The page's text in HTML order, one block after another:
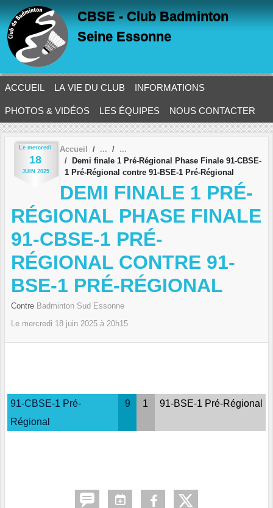
CBSE - Club Badminton
Seine Essonne
ACCUEIL LA VIE DU CLUB INFORMATIONS
PHOTOS & VIDÉOS LES ÉQUIPES NOUS CONTACTER
Le mercredi
18
JUIN 2025
Accueil
Demi finale 1 Pré-Régional Phase Finale 91-CBSE-
1 Pré-Régional contre 91-BSE-1 Pré-Régional
DEMI FINALE 1 PRÉ-
RÉGIONAL PHASE FINALE
91-CBSE-1 PRÉ-
RÉGIONAL CONTRE 91-
BSE-1 PRÉ-RÉGIONAL
Contre Badminton Sud Essonne
Le mercredi 18 juin 2025 à 20h15
91-CBSE-1 Pré-
Régional
9 1 91-BSE-1 Pré-Régional
Panneau de gestion des cookies